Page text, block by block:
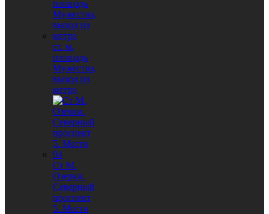
ст. м.
площадь
Мужества,
выход из
метро
Ст М.
Озерки.
Северный
проспект
5. Место